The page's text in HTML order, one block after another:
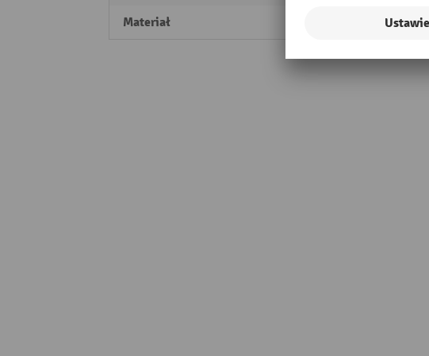
Materiał Tworzywo sztuczne